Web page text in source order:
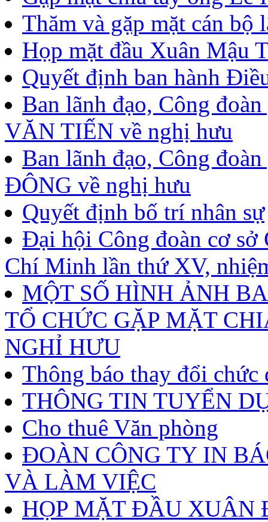
Thăm và gặp mặt cán bộ
Họp mặt đầu Xuân Mậu
Quyết định ban hành
Ban lãnh đạo, Công
VĂN TIẾN về nghị hưu
Ban lãnh đạo, Công
ĐÔNG về nghị hưu
Quyết định bố trí nhân sự
Đại hội Công đoàn cơ sở
Chí Minh lần thứ XV,
MỘT SỐ HÌNH ẢNH
TỔ CHỨC GẶP MẶT
NGHỈ HƯU
Thông báo thay đổi chức
THÔNG TIN TUYỂN
Cho thuê Văn phòng
ĐOÀN CÔNG TY IN
VÀ LÀM VIỆC
HỌP MẶT ĐẦU XUÂN